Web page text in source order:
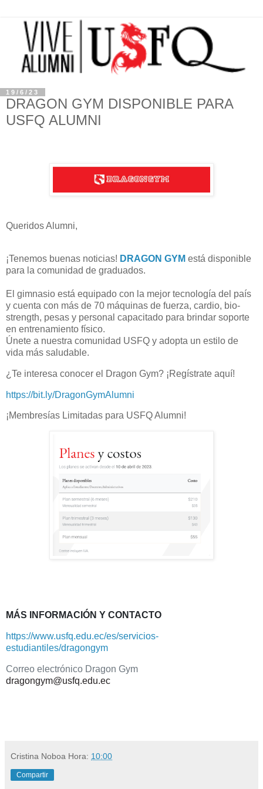
19/6/23
DRAGON GYM DISPONIBLE PARA
USFQ ALUMNI
Queridos Alumni,
¡Tenemos buenas noticias! DRAGON GYM está disponible
para la comunidad de graduados.
El gimnasio está equipado con la mejor tecnología del país
y cuenta con más de 70 máquinas de fuerza, cardio, bio-
strength, pesas y personal capacitado para brindar soporte
en entrenamiento físico.
Únete a nuestra comunidad USFQ y adopta un estilo de
vida más saludable.
¿Te interesa conocer el Dragon Gym? ¡Regístrate aquí!
https://bit.ly/DragonGymAlumni
¡Membresías Limitadas para USFQ Alumni!
MÁS INFORMACIÓN Y CONTACTO
https://www.usfq.edu.ec/es/servicios-
estudiantiles/dragongym
Correo electrónico Dragon Gym
dragongym@usfq.edu.ec
Cristina Noboa Hora: 10:00
Compartir